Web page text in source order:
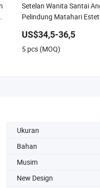
Setelan Wanita Santai
Pelindung Matahari
US$34,5-36,5
5 pcs (MOQ)
Ukuran
Bahan
Musim
New Design